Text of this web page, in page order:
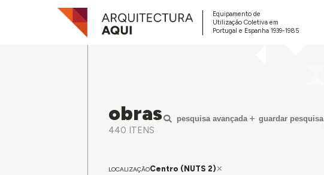
Equipamento de
Utilização Coletiva em
Portugal e Espanha 1939-1985
obras
440 ITENS
pesquisa avançada guardar pesquisa
LOCALIZAÇÃOCentro (NUTS 2)